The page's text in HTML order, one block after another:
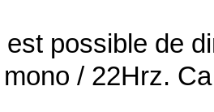
possible de
/ 22Hrz.